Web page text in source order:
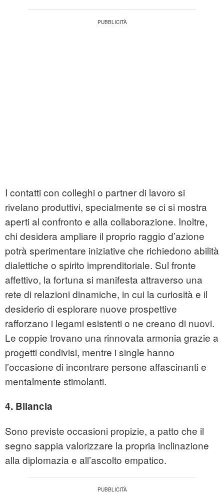
I contatti con colleghi o partner di lavoro si
rivelano produttivi, specialmente se ci si mostra
aperti al confronto e alla collaborazione. Inoltre,
chi desidera ampliare il proprio raggio d’azione
potrà sperimentare iniziative che richiedono abilità
dialettiche o spirito imprenditoriale. Sul fronte
affettivo, la fortuna si manifesta attraverso una
rete di relazioni dinamiche, in cui la curiosità e il
desiderio di esplorare nuove prospettive
rafforzano i legami esistenti o ne creano di nuovi.
Le coppie trovano una rinnovata armonia grazie a
progetti condivisi, mentre i single hanno
l’occasione di incontrare persone affascinanti e
mentalmente stimolanti.
4. Bilancia
Sono previste occasioni propizie, a patto che il
segno sappia valorizzare la propria inclinazione
alla diplomazia e all’ascolto empatico.